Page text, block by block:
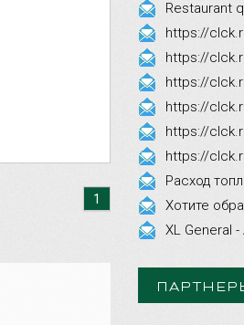
1
https://
https://
https://
https://
https://
https://
Расход